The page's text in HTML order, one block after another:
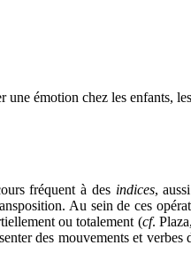
émotion chez les enfants,
fréquent à des indices,
Au sein de ces
ou totalement (cf.
des mouvements et verbes